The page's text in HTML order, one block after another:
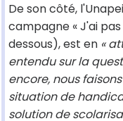
De son côté,
campagne « J'ai
dessous), est en «
entendu sur la
encore, nous
situation de
solution de